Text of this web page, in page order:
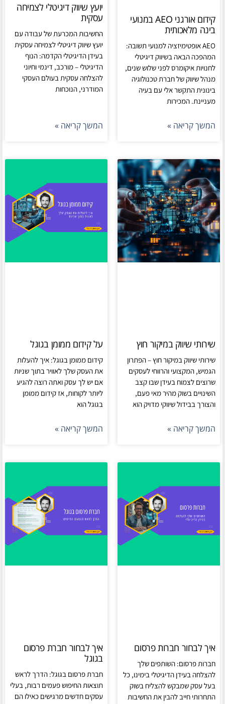
קידום אורגני AEO במנועי
בינה מלאכותית
AEO אופטימיזציה למנועי תשובה:
המהפכה הבאה בשיווק דיגיטלי
לחנויות איקומרס לפני שלוש שנים,
מנהל שיווק של חברת טכנולוגיה
בינונית התקשר אלי עם בעיה
מעניינת. המכירות
המשך קריאה »
יועץ שיווק דיגיטלי לצמיחה
עסקית
החשיבות המכרעת של עבודה עם
יועץ שיווק דיגיטלי לצמיחה עסקית
בעידן הדיגיטלי הקדמה: הנוף
הדיגיטלי – מורכב, דינמי וחיוני
להצלחה עסקית בעולם העסקי
המודרני, הנוכחות
המשך קריאה »
שירותי שיווק במיקור חוץ
שירותי שיווק במיקור חוץ – הפתרון
הגמיש, המקצועי והרווחי לעסקים
שרוצים לצמוח בעידן שבו קצב
השינויים בשוק מהיר מאי פעם,
והצורך בבידול שיווקי מדויק הוא
המשך קריאה »
על קידום ממומן בגוגל
קידום ממומן בגוגל: איך להעלות
את העסק שלך לאוויר בתוך שניות
אם יש לך עסק ואתה רוצה להגיע
ליותר לקוחות, אז קידום ממומן
בגוגל הוא
המשך קריאה »
איך לבחור חברות פרסום
חברות פרסום: השותפים שלך
להצלחה בעידן הדיגיטלי בימינו, כל
בעל עסק שמבקש להצליח בשוק
התחרותי חייב להבין את החשיבות
איך לבחור חברת פרסום
בגוגל
חברת פרסום בגוגל: הדרך לראש
תוצאות החיפוש פעמים רבות, בעלי
עסקים חדשים מרגישים כאילו הם